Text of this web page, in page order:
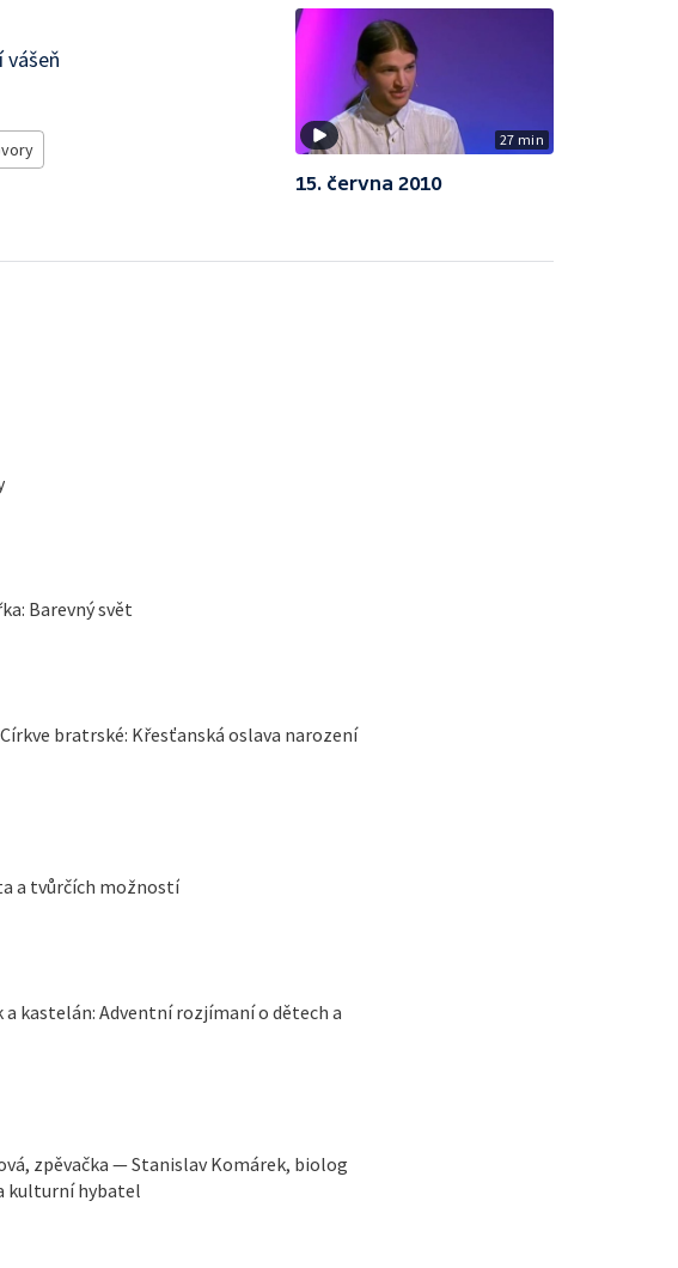
vášeň
27 min
15. června 2010
Barevný svět
bratrské: Křesťanská oslava narození
a tvůrčích možností
kastelán: Adventní rozjímaní o dětech a
zpěvačka — Stanislav Komárek, biolog
kulturní hybatel